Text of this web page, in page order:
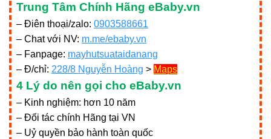
Trung Tâm Chính Hãng eBaby.vn
– Điên thoại/zalo: 0903588661
– Chat với NV: m.me/ebaby.vn
– Fanpage: mayhutsuataidanang
– Đ/chỉ: 228/8 Nguyễn Hoàng > Maps
4 Lý do nên gọi cho eBaby.vn
– Kinh nghiệm: hơn 10 năm
– Đối tác chính Hãng tại VN
– Uỷ quyền bảo hành toàn quốc